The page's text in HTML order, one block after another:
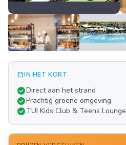
summarizeIN HET KORT
check_circleDirect aan het strand
check_circlePrachtig groene omgeving
check_circleTUI Kids Club & Teens Lounge